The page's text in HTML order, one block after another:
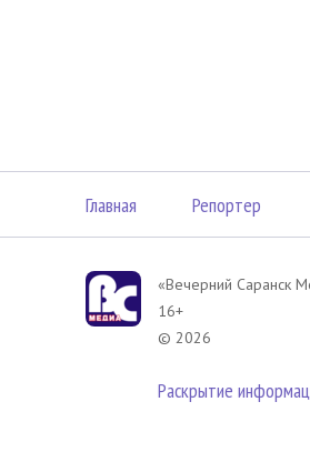
Главная Репортер
«Вечерний Саранск
16+
© 2026
Раскрытие